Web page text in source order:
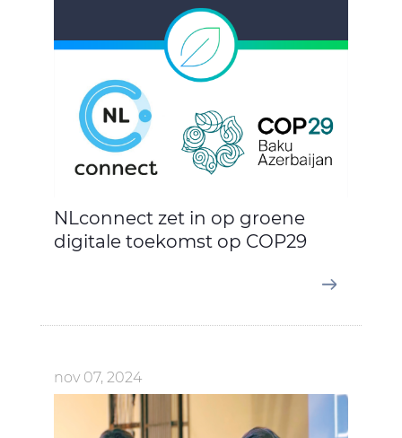
NLconnect zet in op groene
digitale toekomst op COP29
nov 07, 2024